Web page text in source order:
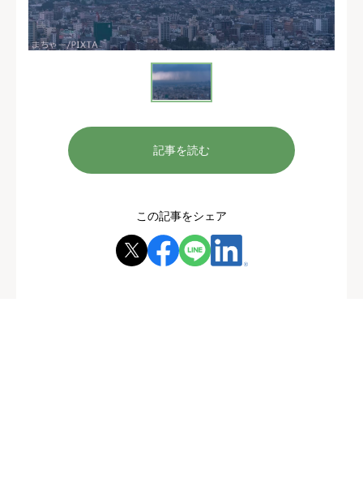
記事を読む
この記事をシェア